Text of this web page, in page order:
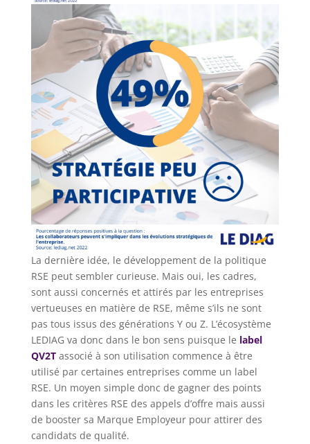
La dernière idée, le développement de la politique
RSE peut sembler curieuse. Mais oui, les cadres,
sont aussi concernés et attirés par les entreprises
vertueuses en matière de RSE, même s’ils ne sont
pas tous issus des générations Y ou Z. L’écosystème
LEDIAG va donc dans le bon sens puisque le label
QV2T associé à son utilisation commence à être
utilisé par certaines entreprises comme un label
RSE. Un moyen simple donc de gagner des points
dans les critères RSE des appels d’offre mais aussi
de booster sa Marque Employeur pour attirer des
candidats de qualité.